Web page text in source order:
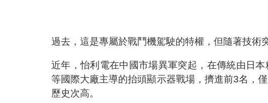
過去，這是專屬於戰鬥機駕駛的特權，但隨著技術
近年，怡利電在中國市場異軍突起，在傳統由日
等國際大廠主導的抬頭顯示器戰場，擠進前3名，
歷史次高。